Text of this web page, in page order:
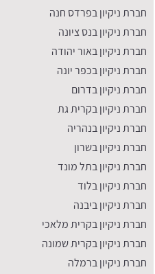
חברת ניקיון בפרדס חנה
חברת ניקיון בנס ציונה
חברת ניקיון באור יהודה
חברת ניקיון בכפר יונה
​חברת ניקיון בדרום
חברת ניקיון בקרית גת
חברת ניקיון בנהריה
חברת ניקיון בשרון
חברת ניקיון בתל מונד
חברת ניקיון בלוד
חברת ניקיון ביבנה
חברת ניקיון בקרית מלאכי
חברת ניקיון בקרית שמונה
חברת ניקיון ברמלה